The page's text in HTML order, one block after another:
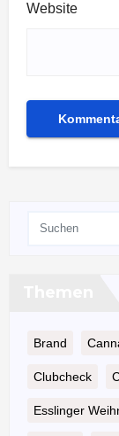
Website
Brand
Clubcheck
Esslinger